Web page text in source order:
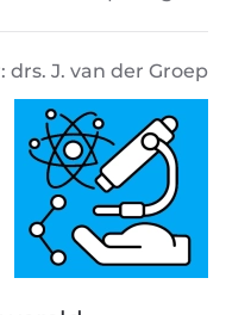
drs. J. van der Groep